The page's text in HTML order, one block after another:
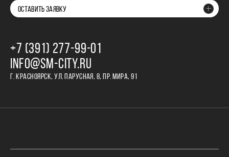
ОСТАВИТЬ ЗАЯВКУ
+7 (391) 277‒99‒01
INFO@SM-CITY.RU
Г. КРАСНОЯРСК, УЛ. ПАРУСНАЯ, 8, ПР. МИРА, 91